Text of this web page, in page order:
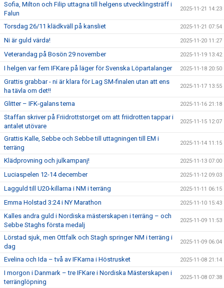
Sofia, Milton och Filip uttagna till helgens utvecklingsträff i
Falun
2025-11-21 14:23
Torsdag 26/11 klädkväll på kansliet 2025-11-21 07:54
Ni är guld värda! 2025-11-20 11:27
Veterandag på Bosön 29 november 2025-11-19 13:42
I helgen var fem IFKare på läger för Svenska Löpartalanger 2025-11-18 20:50
Grattis grabbar - ni är klara för Lag SM-finalen utan att ens
ha tävla om det!!
2025-11-17 13:55
Glitter – IFK-galans tema 2025-11-16 21:18
Staffan skriver på Friidrottstorget om att friidrotten tappar i
antalet utövare
2025-11-15 12:07
Grattis Kalle, Sebbe och Sebbe till uttagningen till EM i
terräng
2025-11-14 11:15
Klädprovning och julkampanj! 2025-11-13 07:00
Luciaspelen 12-14 december 2025-11-12 09:03
Lagguld till U20-killarna i NM i terräng 2025-11-11 06:15
Emma Holstad 3:24 i NY Marathon 2025-11-10 15:43
Kalles andra guld i Nordiska mästerskapen i terräng – och
Sebbe Staghs första medalj
2025-11-09 11:53
Lörstad sjuk, men Ottfalk och Stagh springer NM i terräng i
dag
2025-11-09 06:04
Evelina och Ida – två av IFKarna i Höstrusket 2025-11-08 21:14
I morgon i Danmark – tre IFKare i Nordiska Mästerskapen i
terränglöpning
2025-11-08 07:38